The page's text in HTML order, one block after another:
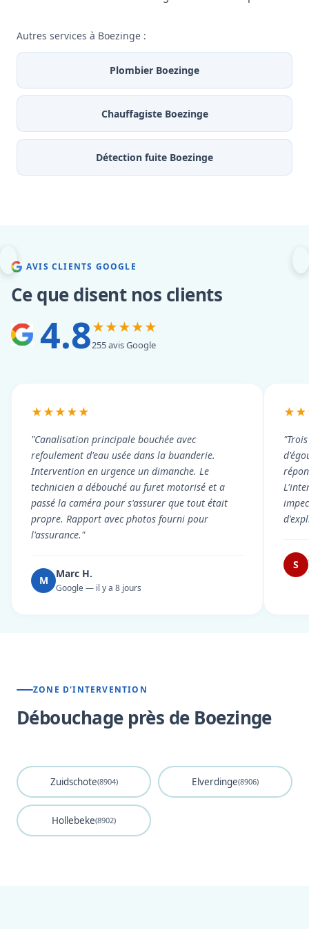
Autres services à Boezinge :
Plombier Boezinge
Chauffagiste Boezinge
Détection fuite Boezinge
AVIS CLIENTS GOOGLE
Ce que disent nos clients
4.8★★★★★
255 avis Google
★★★★★
"Canalisation principale bouchée avec
refoulement d'eau usée dans la buanderie.
Intervention en urgence un dimanche. Le
technicien a débouché au furet motorisé et a
passé la caméra pour s'assurer que tout était
propre. Rapport avec photos fourni pour
l'assurance."
M
Marc H.
Google — il y a 8 jours
S
ZONE D'INTERVENTION
Débouchage près de Boezinge
Zuidschote(8904) Elverdinge(8906)
Hollebeke(8902)